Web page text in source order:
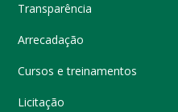
Transparência
Arrecadação
Cursos e treinamentos
Licitação